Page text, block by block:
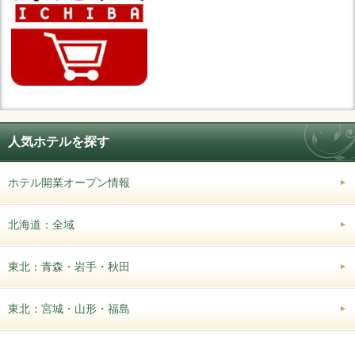
人気ホテルを探す
ホテル開業オープン情報
北海道：全域
東北：青森・岩手・秋田
東北：宮城・山形・福島